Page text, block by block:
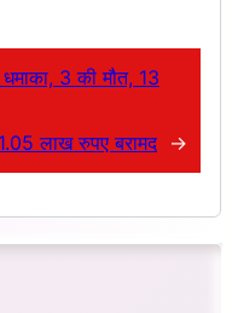
3 की मौत, 13
लाख रुपए बरामद →